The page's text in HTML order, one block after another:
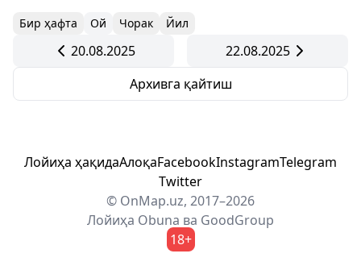
Бир ҳафта Ой Чорак Йил
20.08.2025
22.08.2025
Архивга қайтиш
Лойиҳа ҳақидаАлоқаFacebookInstagramTelegram
Twitter
© OnMap.uz, 2017–2026
Лойиҳа Obuna ва GoodGroup
18+